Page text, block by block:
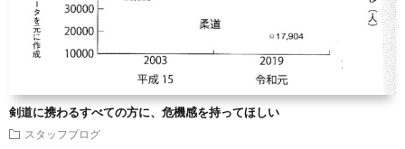
剣道に携わるすべての方に、危機感を持ってほしい
スタッフブログ